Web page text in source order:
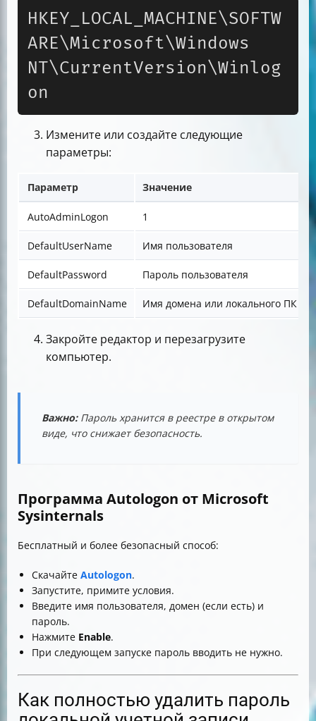
HKEY_LOCAL_MACHINE\SOFTW
ARE\Microsoft\Windows
NT\CurrentVersion\Winlog
on
Измените или создайте следующие
параметры:
Параметр Значение
AutoAdminLogon 1
DefaultUserName Имя пользователя
DefaultPassword Пароль пользователя
DefaultDomainName Имя домена или локального ПК
Закройте редактор и перезагрузите
компьютер.
Важно:Пароль хранится в реестре в открытом
виде, что снижает безопасность.
Программа Autologon от Microsoft
Sysinternals
Бесплатный и более безопасный способ:
Скачайте Autologon.
Запустите, примите условия.
Введите имя пользователя, домен (если есть) и
пароль.
Нажмите Enable.
При следующем запуске пароль вводить не нужно.
Как полностью удалить пароль